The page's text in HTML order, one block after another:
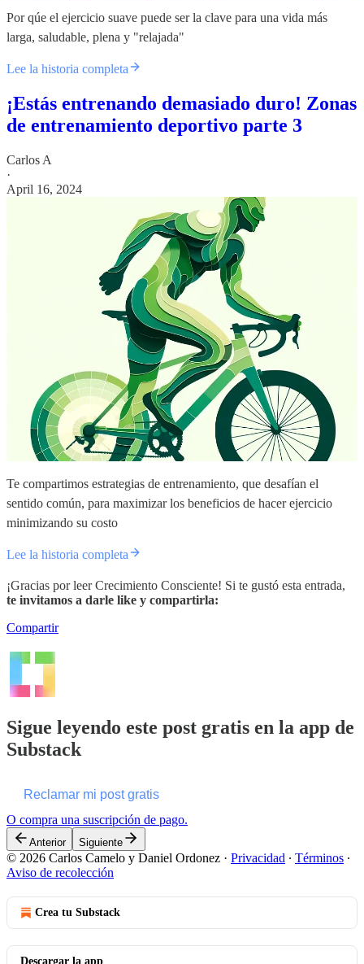
Por qúe el ejercicio suave puede ser la clave para una vida más
larga, saludable, plena y "relajada"
Lee la historia completa
¡Estás entrenando demasiado duro! Zonas
de entrenamiento deportivo parte 3
Carlos A
·
April 16, 2024
Te compartimos estrategias de entrenamiento, que desafían el
sentido común, para maximizar los beneficios de hacer ejercicio
minimizando su costo
Lee la historia completa
¡Gracias por leer Crecimiento Consciente! Si te gustó esta entrada,
te invitamos a darle like y compartirla:
Compartir
Sigue leyendo este post gratis en la app de
Substack
Reclamar mi post gratis
O compra una suscripción de pago.
Anterior Siguiente
© 2026 Carlos Camelo y Daniel Ordonez · Privacidad ∙ Términos ∙
Aviso de recolección
Crea tu Substack
Descargar la app